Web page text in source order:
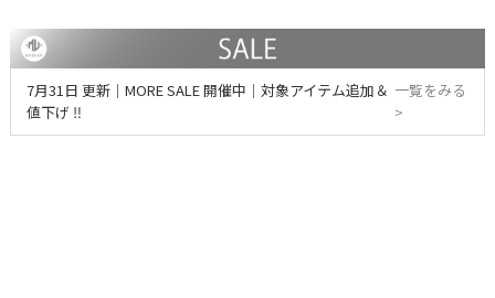
7月31日 更新｜MORE SALE 開催中｜対象アイテム追加＆
値下げ ‼
一覧をみる
>